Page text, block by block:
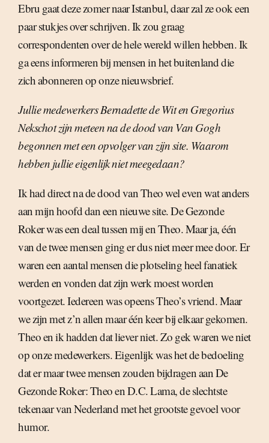
Ebru gaat deze zomer naar Istanbul, daar zal ze ook een
paar stukjes over schrijven. Ik zou graag
correspondenten over de hele wereld willen hebben. Ik
ga eens informeren bij mensen in het buitenland die
zich abonneren op onze nieuwsbrief.
Jullie medewerkers Bernadette de Wit en Gregorius
Nekschot zijn meteen na de dood van Van Gogh
begonnen met een opvolger van zijn site. Waarom
hebben jullie eigenlijk niet meegedaan?
Ik had direct na de dood van Theo wel even wat anders
aan mijn hoofd dan een nieuwe site. De Gezonde
Roker was een deal tussen mij en Theo. Maar ja, één
van de twee mensen ging er dus niet meer mee door. Er
waren een aantal mensen die plotseling heel fanatiek
werden en vonden dat zijn werk moest worden
voortgezet. Iedereen was opeens Theo’s vriend. Maar
we zijn met z’n allen maar één keer bij elkaar gekomen.
Theo en ik hadden dat liever niet. Zo gek waren we niet
op onze medewerkers. Eigenlijk was het de bedoeling
dat er maar twee mensen zouden bijdragen aan De
Gezonde Roker: Theo en D.C. Lama, de slechtste
tekenaar van Nederland met het grootste gevoel voor
humor.